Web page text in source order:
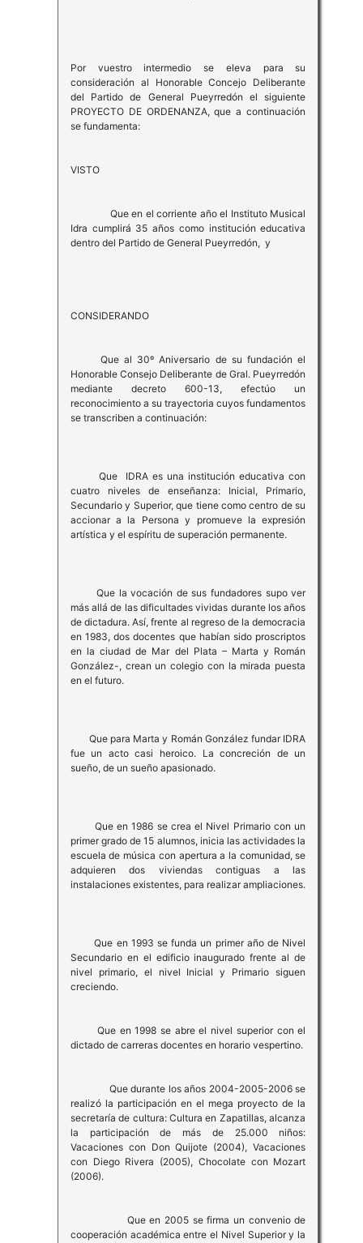
Por vuestro intermedio se eleva para su
consideración al Honorable Concejo Deliberante
del Partido de General Pueyrredón el siguiente
PROYECTO DE ORDENANZA, que a continuación
se fundamenta:
VISTO
Que en el corriente año el Instituto Musical
Idra cumplirá 35 años como institución educativa
dentro del Partido de General Pueyrredón, y
CONSIDERANDO
Que al 30º Aniversario de su fundación el
Honorable Consejo Deliberante de Gral. Pueyrredón
mediante decreto 600-13, efectúo un
reconocimiento a su trayectoria cuyos fundamentos
se transcriben a continuación:
Que IDRA es una institución educativa con
cuatro niveles de enseñanza: Inicial, Primario,
Secundario y Superior, que tiene como centro de su
accionar a la Persona y promueve la expresión
artística y el espíritu de superación permanente.
Que la vocación de sus fundadores supo ver
más allá de las dificultades vividas durante los años
de dictadura. Así, frente al regreso de la democracia
en 1983, dos docentes que habían sido proscriptos
en la ciudad de Mar del Plata – Marta y Román
González-, crean un colegio con la mirada puesta
en el futuro.
Que para Marta y Román González fundar IDRA
fue un acto casi heroico. La concreción de un
sueño, de un sueño apasionado.
Que en 1986 se crea el Nivel Primario con un
primer grado de 15 alumnos, inicia las actividades la
escuela de música con apertura a la comunidad, se
adquieren dos viviendas contiguas a las
instalaciones existentes, para realizar ampliaciones.
Que en 1993 se funda un primer año de Nivel
Secundario en el edificio inaugurado frente al de
nivel primario, el nivel Inicial y Primario siguen
creciendo.
Que en 1998 se abre el nivel superior con el
dictado de carreras docentes en horario vespertino.
Que durante los años 2004-2005-2006 se
realizó la participación en el mega proyecto de la
secretaría de cultura: Cultura en Zapatillas, alcanza
la participación de más de 25.000 niños:
Vacaciones con Don Quijote (2004), Vacaciones
con Diego Rivera (2005), Chocolate con Mozart
(2006).
Que en 2005 se firma un convenio de
cooperación académica entre el Nivel Superior y la